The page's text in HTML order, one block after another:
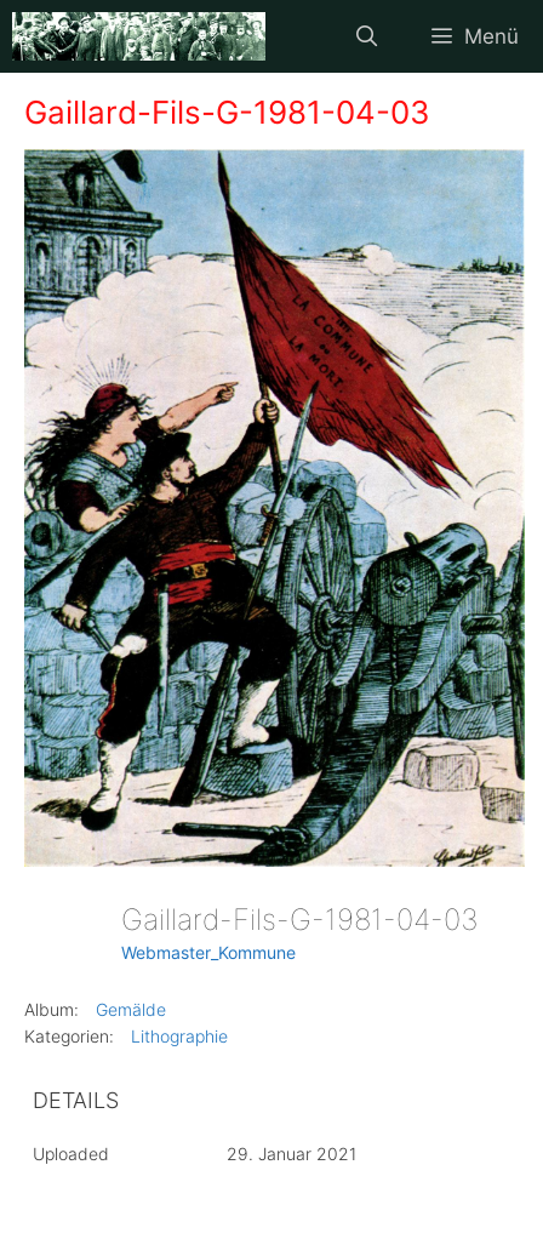
Zum
Inhalt
springen
Menü
Gaillard-Fils-G-1981-04-03
Gaillard-Fils-G-1981-04-03
Webmaster_Kommune
Album:
Gemälde
Kategorien:
Lithographie
DETAILS
Uploaded 29. Januar 2021